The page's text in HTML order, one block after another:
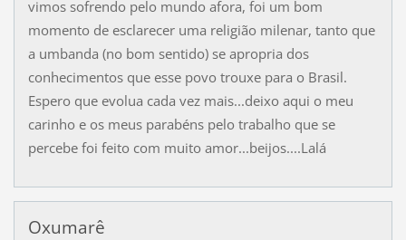
vimos sofrendo pelo mundo afora, foi um bom
momento de esclarecer uma religião milenar, tanto que
a umbanda (no bom sentido) se apropria dos
conhecimentos que esse povo trouxe para o Brasil.
Espero que evolua cada vez mais...deixo aqui o meu
carinho e os meus parabéns pelo trabalho que se
percebe foi feito com muito amor...beijos....Lalá
Oxumarê